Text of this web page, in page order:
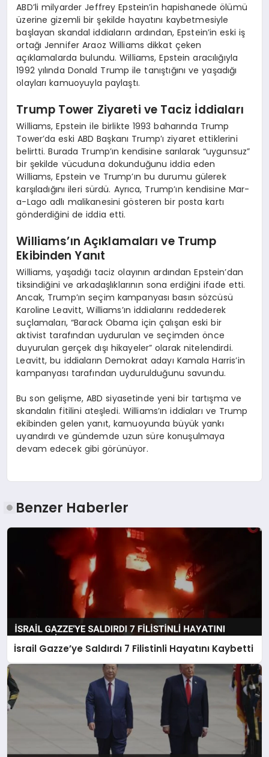
ABD’li milyarder Jeffrey Epstein’in hapishanede ölümü
üzerine gizemli bir şekilde hayatını kaybetmesiyle
başlayan skandal iddiaların ardından, Epstein’in eski iş
ortağı Jennifer Araoz Williams dikkat çeken
açıklamalarda bulundu. Williams, Epstein aracılığıyla
1992 yılında Donald Trump ile tanıştığını ve yaşadığı
olayları kamuoyuyla paylaştı.
Trump Tower Ziyareti ve Taciz İddiaları
Williams, Epstein ile birlikte 1993 baharında Trump
Tower’da eski ABD Başkanı Trump’ı ziyaret ettiklerini
belirtti. Burada Trump’ın kendisine sarılarak “uygunsuz”
bir şekilde vücuduna dokunduğunu iddia eden
Williams, Epstein ve Trump’ın bu durumu gülerek
karşıladığını ileri sürdü. Ayrıca, Trump’ın kendisine Mar-
a-Lago adlı malikanesini gösteren bir posta kartı
gönderdiğini de iddia etti.
Williams’ın Açıklamaları ve Trump
Ekibinden Yanıt
Williams, yaşadığı taciz olayının ardından Epstein’dan
tiksindiğini ve arkadaşlıklarının sona erdiğini ifade etti.
Ancak, Trump’ın seçim kampanyası basın sözcüsü
Karoline Leavitt, Williams’ın iddialarını reddederek
suçlamaları, “Barack Obama için çalışan eski bir
aktivist tarafından uydurulan ve seçimden önce
duyurulan gerçek dışı hikayeler” olarak nitelendirdi.
Leavitt, bu iddiaların Demokrat adayı Kamala Harris’in
kampanyası tarafından uydurulduğunu savundu.
Bu son gelişme, ABD siyasetinde yeni bir tartışma ve
skandalın fitilini ateşledi. Williams’ın iddiaları ve Trump
ekibinden gelen yanıt, kamuoyunda büyük yankı
uyandırdı ve gündemde uzun süre konuşulmaya
devam edecek gibi görünüyor.
Benzer Haberler
İsrail Gazze’ye Saldırdı 7 Filistinli Hayatını Kaybetti